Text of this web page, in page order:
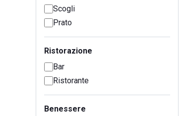
Scogli
Prato
Ristorazione
Bar
Ristorante
Benessere